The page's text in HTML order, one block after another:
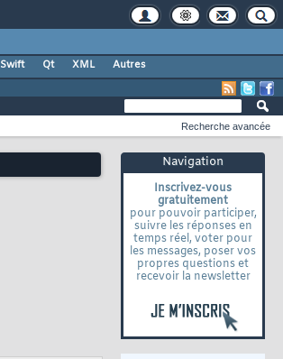
Swift Qt XML
Autres
Recherche avancée
Navigation
Inscrivez-vous
gratuitement
pour pouvoir participer,
suivre les réponses en
temps réel, voter pour
les messages, poser vos
propres questions et
recevoir la newsletter